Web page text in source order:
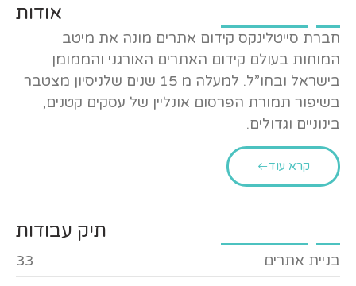
אודות
חברת סייטלינקס קידום אתרים מונה את מיטב
המוחות בעולם קידום האתרים האורגני והממומן
בישראל ובחו”ל. למעלה מ 15 שנים שלניסיון מצטבר
בשיפור תמורת הפרסום אונליין של עסקים קטנים,
בינוניים וגדולים.
קרא עוד
תיק עבודות
בניית אתרים
33